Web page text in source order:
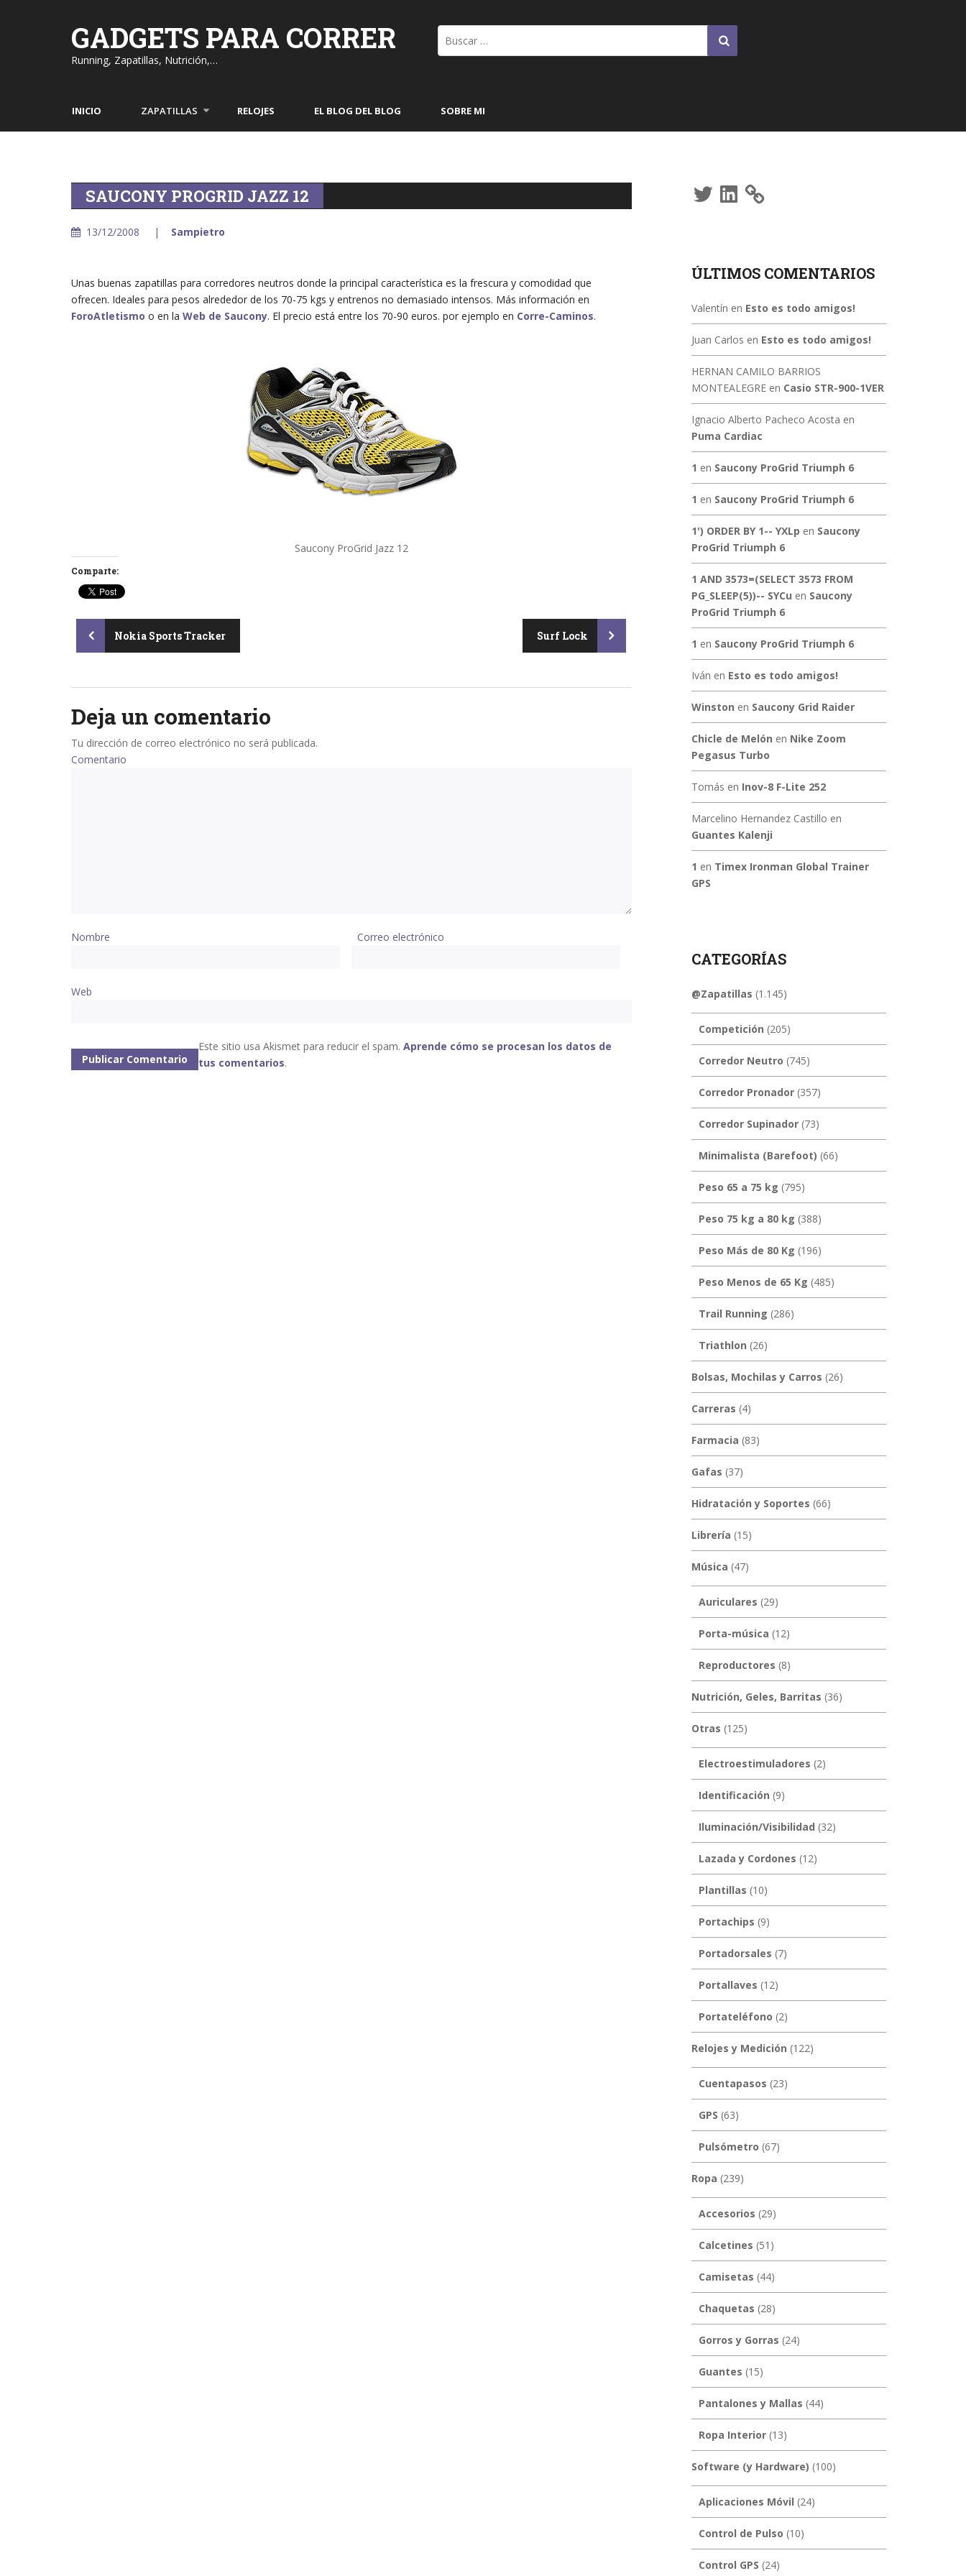
GADGETS PARA CORRER
Running, Zapatillas, Nutrición,…
INICIO ZAPATILLAS RELOJES EL BLOG DEL BLOG SOBRE MI
SAUCONY PROGRID JAZZ 12
13/12/2008 Sampietro
Unas buenas zapatillas para corredores neutros donde la principal característica es la frescura y comodidad que
ofrecen. Ideales para pesos alrededor de los 70-75 kgs y entrenos no demasiado intensos. Más información en
ForoAtletismo o en la Web de Saucony. El precio está entre los 70-90 euros. por ejemplo en Corre-Caminos.
Saucony ProGrid Jazz 12
Comparte:
Post
navigation
Nokia Sports Tracker Surf Lock
Deja un comentario
Tu dirección de correo electrónico no será publicada.
Comentario
Nombre Correo electrónico
Web
Este sitio usa Akismet para reducir el spam. Aprende cómo se procesan los datos de
tus comentarios.
TwitterLinkedIn
ÚLTIMOS COMENTARIOS
Valentín en Esto es todo amigos!
Juan Carlos en Esto es todo amigos!
HERNAN CAMILO BARRIOS
MONTEALEGREen Casio STR-900-1VER
Ignacio Alberto Pacheco Acosta en
Puma Cardiac
1 en Saucony ProGrid Triumph 6
1 en Saucony ProGrid Triumph 6
1') ORDER BY 1-- YXLp en Saucony
ProGrid Triumph 6
1 AND 3573=(SELECT 3573 FROM
PG_SLEEP(5))-- SYCu en Saucony
ProGrid Triumph 6
1 en Saucony ProGrid Triumph 6
Iván en Esto es todo amigos!
Winston en Saucony Grid Raider
Chicle de Melón en Nike Zoom
Pegasus Turbo
Tomás en Inov-8 F-Lite 252
Marcelino Hernandez Castillo en
Guantes Kalenji
1 en Timex Ironman Global Trainer
GPS
CATEGORÍAS
@Zapatillas (1.145)
Competición (205)
Corredor Neutro (745)
Corredor Pronador(357)
Corredor Supinador(73)
Minimalista (Barefoot) (66)
Peso 65 a 75 kg (795)
Peso 75 kg a 80 kg (388)
Peso Más de 80 Kg (196)
Peso Menos de 65 Kg (485)
Trail Running (286)
Triathlon (26)
Bolsas, Mochilas y Carros (26)
Carreras (4)
Farmacia (83)
Gafas (37)
Hidratación y Soportes (66)
Librería (15)
Música (47)
Auriculares (29)
Porta-música (12)
Reproductores (8)
Nutrición, Geles, Barritas (36)
Otras (125)
Electroestimuladores (2)
Identificación (9)
Iluminación/Visibilidad (32)
Lazada y Cordones (12)
Plantillas (10)
Portachips (9)
Portadorsales (7)
Portallaves (12)
Portateléfono (2)
Relojes y Medición (122)
Cuentapasos (23)
GPS (63)
Pulsómetro (67)
Ropa (239)
Accesorios (29)
Calcetines (51)
Camisetas (44)
Chaquetas (28)
Gorros y Gorras (24)
Guantes (15)
Pantalones y Mallas (44)
Ropa Interior(13)
Software (y Hardware) (100)
Aplicaciones Móvil (24)
Control de Pulso (10)
Control GPS (24)